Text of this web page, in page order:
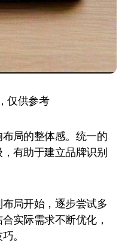
仅供参考
局的整体感。统一的
有助于建立品牌识别
局开始，逐步尝试多
实际需求不断优化，
。